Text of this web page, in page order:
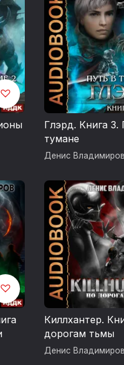
Глэрд. Книга 3.
тумане
Денис Владимиров
Киллхантер.
дорогам тьмы
Денис Владимиров